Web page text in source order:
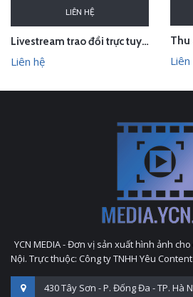
LIÊN HỆ
Livestream trao đổi trực tuyến về sở hữu trí tuệ trong hiệp định EVFTA
Liên hệ Liên
YCN MEDIA - Đơn vị sản xuất hình ảnh
Nội. Trực thuộc: Công ty TNHH Yêu
430 Tây Sơn - P. Đống Đa - TP. Hà